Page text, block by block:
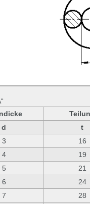
d
t
3
16
4
19
5
21
6
24
7
28